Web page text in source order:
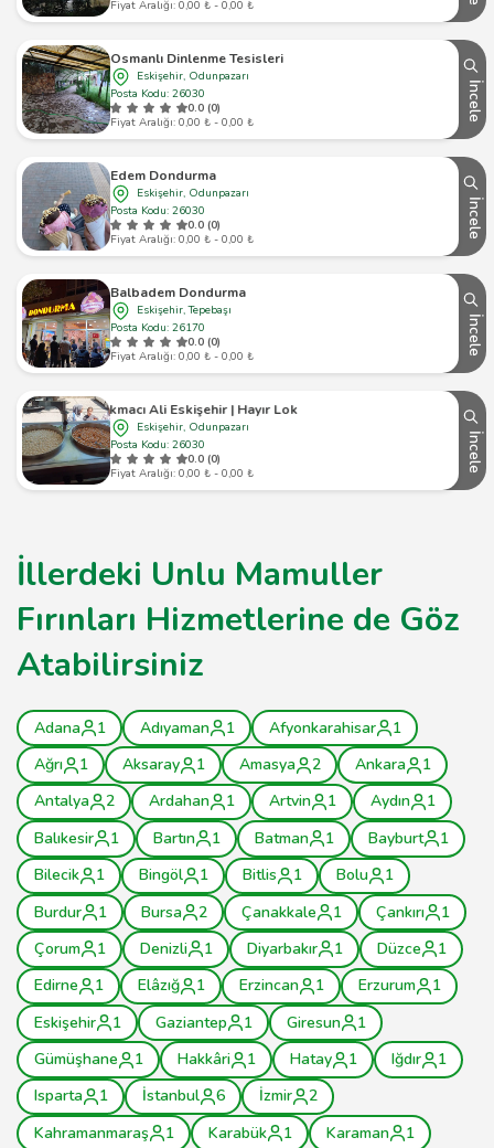
Fiyat Aralığı: 0,00 ₺ - 0,00 ₺
Osmanlı Dinlenme Tesisleri
Eskişehir, Odunpazarı
Posta Kodu: 26030
0.0 (0)
Fiyat Aralığı: 0,00 ₺ - 0,00 ₺
İncele
Edem Dondurma
Eskişehir, Odunpazarı
Posta Kodu: 26030
0.0 (0)
Fiyat Aralığı: 0,00 ₺ - 0,00 ₺
İncele
Balbadem Dondurma
Eskişehir, Tepebaşı
Posta Kodu: 26170
0.0 (0)
Fiyat Aralığı: 0,00 ₺ - 0,00 ₺
İncele
Lokmacı Ali Eskişehir | Hayır Lokması
Eskişehir, Odunpazarı
Posta Kodu: 26030
0.0 (0)
Fiyat Aralığı: 0,00 ₺ - 0,00 ₺
İncele
İllerdeki Unlu Mamuller
Fırınları Hizmetlerine de Göz
Atabilirsiniz
Adana 1 Adıyaman 1 Afyonkarahisar
1
Ağrı
1 Aksaray 1 Amasya 2 Ankara
1
Antalya
2 Ardahan 1 Artvin 1 Aydın
1
Balıkesir
1 Bartın 1 Batman 1 Bayburt
1
Bilecik
1 Bingöl 1 Bitlis 1 Bolu
1
Burdur
1 Bursa 2 Çanakkale 1 Çankırı
1
Çorum
1 Denizli 1 Diyarbakır 1 Düzce
1
Edirne
1 Elâzığ 1 Erzincan 1 Erzurum
1
Eskişehir
1 Gaziantep 1 Giresun
1
Gümüşhane
1 Hakkâri 1 Hatay 1 Iğdır
1
Isparta
1 İstanbul 6 İzmir
2
Kahramanmaraş
1 Karabük 1 Karaman
1